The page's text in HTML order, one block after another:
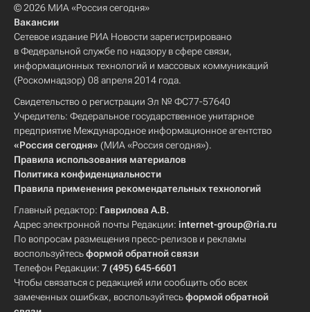
© 2026 МИА «Россия сегодня»
Вакансии
Сетевое издание РИА Новости зарегистрировано
в Федеральной службе по надзору в сфере связи,
информационных технологий и массовых коммуникаций
(Роскомнадзор) 08 апреля 2014 года.
Свидетельство о регистрации Эл № ФС77-57640
Учредитель: Федеральное государственное унитарное
предприятие Международное информационное агентство
«Россия сегодня» (МИА «Россия сегодня»).
Правила использования материалов
Политика конфиденциальности
Правила применения рекомендательных технологий
Главный редактор: Гаврилова А.В.
Адрес электронной почты Редакции: internet-group@ria.ru
По вопросам размещения пресс-релизов и рекламы
воспользуйтесьформой обратной связи
Телефон Редакции: 7 (495) 645-6601
Чтобы связаться с редакцией или сообщить обо всех
замеченных ошибках, воспользуйтесьформой обратной